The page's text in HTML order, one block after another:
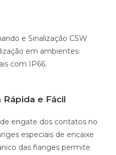
e Sinalização CSW
em ambientes
com IP66.
e Fácil
engate dos contatos no
especiais de encaixe
das flanges permite